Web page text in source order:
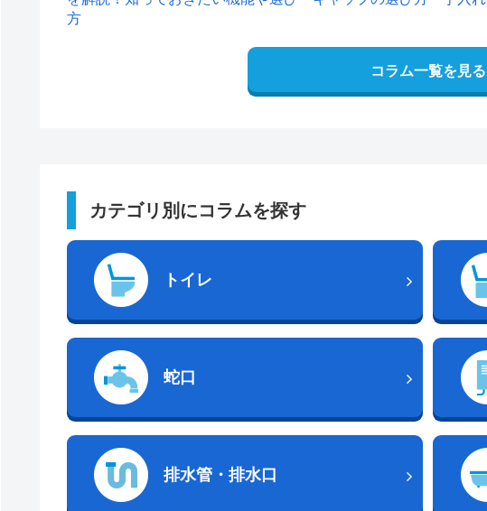
方
コラム一覧を見る
カテゴリ別にコラムを探す
トイレ
蛇口
排水管・排水口